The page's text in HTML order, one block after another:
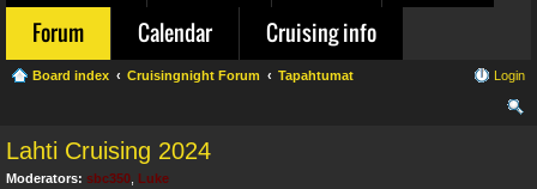
Forum
Calendar Cruising info
Board index Cruisingnight Forum Tapahtumat Login
Lahti Cruising 2024
Moderators: sbc350 Luke